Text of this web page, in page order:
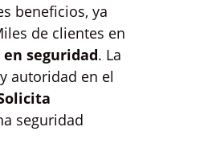
beneficios, ya
de clientes en
seguridad. La
autoridad en el
seguridad